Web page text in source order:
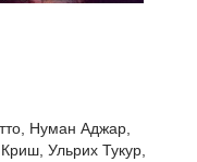
Нуман Аджар,
Ульрих Тукур,